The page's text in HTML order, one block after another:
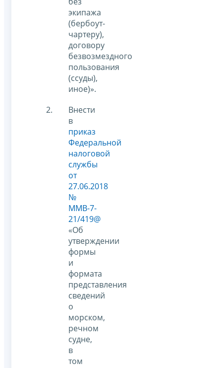
экипажа
(бербоут-
чартеру),
договору
безвозмездного
пользования
(ссуды),
иное)».
Внести
в
приказ
Федеральной
налоговой
службы
от
27.06.2018
№
ММВ-7-
21/419@
«Об
утверждении
формы
и
формата
представления
сведений
о
морском,
речном
судне,
в
том